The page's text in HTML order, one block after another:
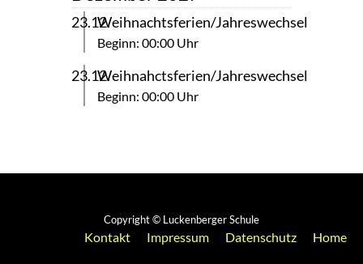
23.12.Weihnachtsferien/Jahreswechsel
Beginn: 00:00 Uhr
23.12.Weihnahctsferien/Jahreswechsel
Beginn: 00:00 Uhr
Copyright © Luckenberger Schule
Kontakt Impressum Datenschutz Home